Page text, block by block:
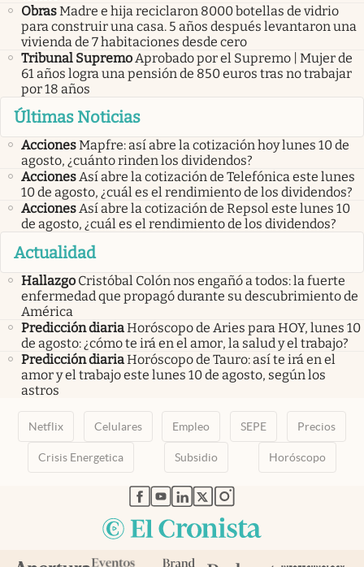
ObrasMadre e hija reciclaron 8000 botellas de vidrio
para construir una casa. 5 años después levantaron una
vivienda de 7 habitaciones desde cero
Tribunal SupremoAprobado por el Supremo | Mujer de
61 años logra una pensión de 850 euros tras no trabajar
por 18 años
Últimas Noticias
AccionesMapfre: así abre la cotización hoy lunes 10 de
agosto, ¿cuánto rinden los dividendos?
AccionesAsí abre la cotización de Telefónica este lunes
10 de agosto, ¿cuál es el rendimiento de los dividendos?
AccionesAsí abre la cotización de Repsol este lunes 10
de agosto, ¿cuál es el rendimiento de los dividendos?
Actualidad
Hallazgo Cristóbal Colón nos engañó a todos: la fuerte
enfermedad que propagó durante su descubrimiento de
América
Predicción diariaHoróscopo de Aries para HOY, lunes 10
de agosto: ¿cómo te irá en el amor, la salud y el trabajo?
Predicción diariaHoróscopo de Tauro: así te irá en el
amor y el trabajo este lunes 10 de agosto, según los
astros
Netflix Celulares Empleo SEPE Precios
Crisis Energetica Subsidio Horóscopo
abre en nueva pestaña
abre en nueva pestaña
abre en nueva pestaña
abre en nueva pestaña
abre en nueva pestaña